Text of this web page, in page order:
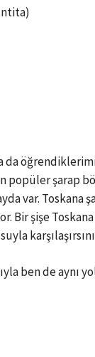
da
popüler şarap
var. Toskana
şişe Toskana
ben de aynı